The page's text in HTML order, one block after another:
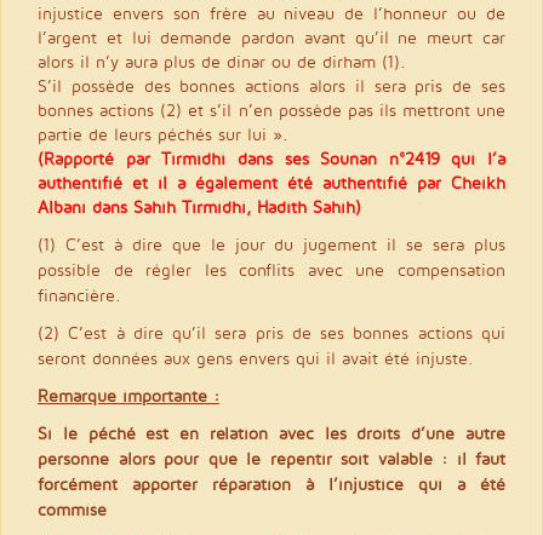
injustice envers son frère au niveau de l’honneur ou de
l’argent et lui demande pardon avant qu’il ne meurt car
alors il n’y aura plus de dinar ou de dirham (1).
S’il possède des bonnes actions alors il sera pris de ses
bonnes actions (2) et s’il n’en possède pas ils mettront une
partie de leurs péchés sur lui ».
(Rapporté par Tirmidhi dans ses Sounan n°2419 qui l’a
authentifié et il a également été authentifié par Cheikh
Albani dans Sahîh Tirmidhi, Hadith Sahîh)
(1) C’est à dire que le jour du jugement il se sera plus
possible de régler les conflits avec une compensation
financière.
(2) C’est à dire qu’il sera pris de ses bonnes actions qui
seront données aux gens envers qui il avait été injuste.
Remarque importante :
Si le péché est en relation avec les droits d’une autre
personne alors pour que le repentir soit valable : il faut
forcément apporter réparation à l’injustice qui a été
commise